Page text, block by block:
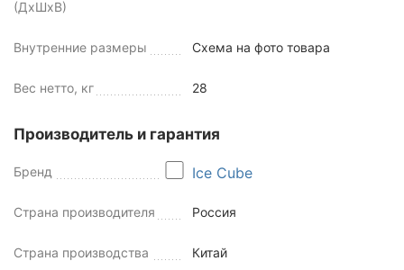
(ДхШхВ)
Внутренние размеры Схема на фото товара
Вес нетто, кг 28
Производитель и гарантия
Бренд Ice Cube
Страна производителя Россия
Страна производства Китай